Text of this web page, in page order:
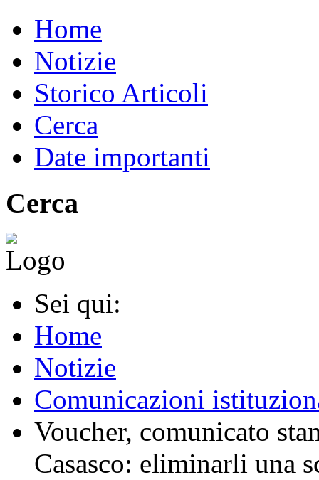
Home
Notizie
Storico Articoli
Cerca
Date importanti
Cerca
Sei qui:
Home
Notizie
Comunicazioni
Voucher, comunicato
Casasco: eliminarli una